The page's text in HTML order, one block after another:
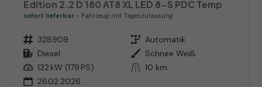
Edition 2.2 D 180 AT8 XL LED 8-S PDC Temp
sofort lieferbar Fahrzeug mit Tageszulassung
Fahrzeugnr. 328909 Getriebe Automatik
Kraftstoff Diesel Außenfarbe Schnee Weiß
Leistung 132 kW (179 PS) Kilometerstand 10 km
26.02.2026